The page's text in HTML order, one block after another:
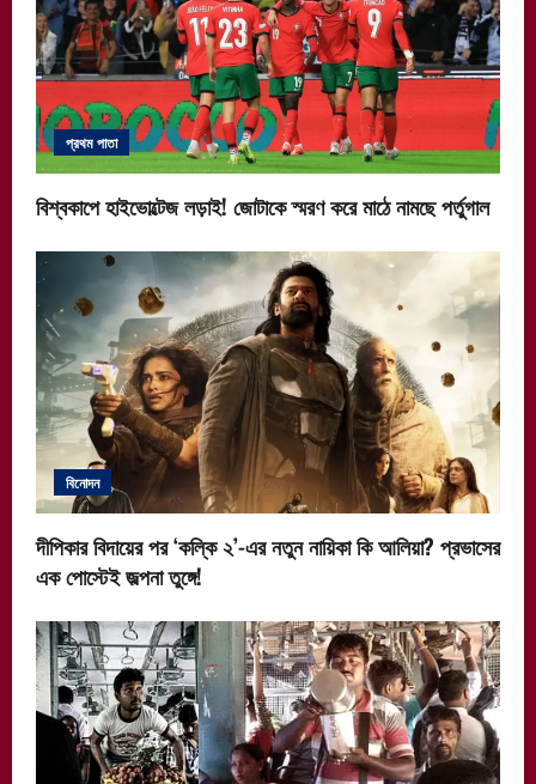
প্রথম পাতা
বিশ্বকাপে হাইভোল্টেজ লড়াই! জোটাকে স্মরণ করে মাঠে নামছে পর্তুগাল
বিনোদন
দীপিকার বিদায়ের পর ‘কল্কি ২’-এর নতুন নায়িকা কি আলিয়া? প্রভাসের
এক পোস্টেই জল্পনা তুঙ্গে!